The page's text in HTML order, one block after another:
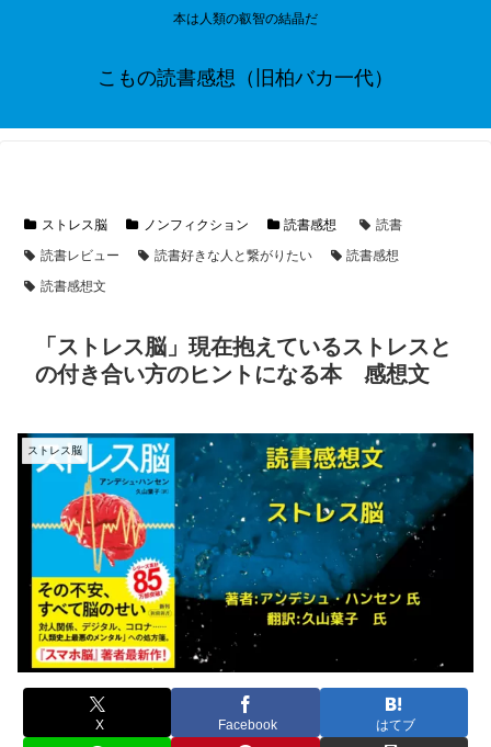
本は人類の叡智の結晶だ
こもの読書感想（旧柏バカ一代）
ストレス脳 ノンフィクション 読書感想
読書
読書レビュー
読書好きな人と繋がりたい
読書感想
読書感想文
「ストレス脳」現在抱えているストレスと
の付き合い方のヒントになる本 感想文
ストレス脳
X Facebook はてブ